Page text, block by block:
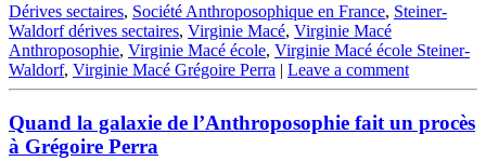
Dérives sectaires, Société Anthroposophique en France, Steiner-
Waldorf dérives sectaires, Virginie Macé, Virginie Macé
Anthroposophie, Virginie Macé école, Virginie Macé école Steiner-
Waldorf, Virginie Macé Grégoire Perra | Leave a comment
Quand la galaxie de l’Anthroposophie fait un procès
à Grégoire Perra